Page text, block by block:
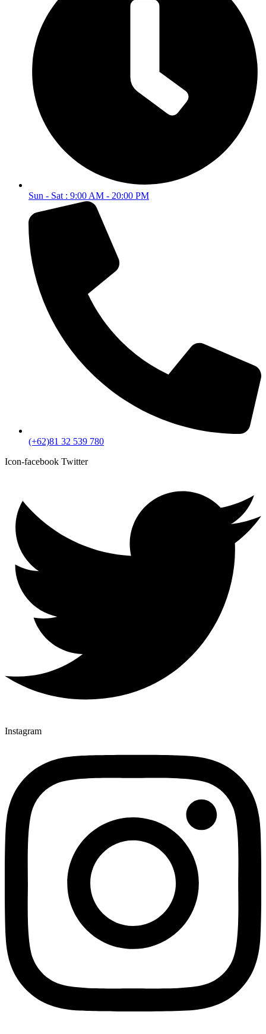
Sun - Sat : 9:00 AM - 20:00 PM
(+62)81 32 539 780
Icon-facebook Twitter
Instagram